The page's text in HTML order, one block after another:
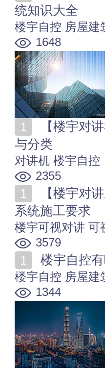
统知识大全
楼宇自控 房屋建
1648
与分类
对讲机 楼宇自控
2355
系统施工要求
楼宇可视对讲 可
3579
楼宇自控
楼宇自控 房屋建
1344